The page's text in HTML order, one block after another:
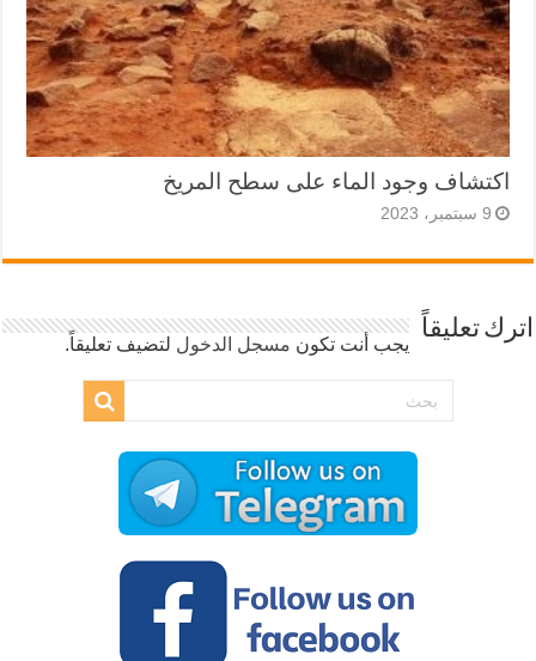
اكتشاف وجود الماء على سطح المريخ
9 سبتمبر، 2023
اترك تعليقاً
يجب أنت تكون مسجل الدخول لتضيف تعليقاً.